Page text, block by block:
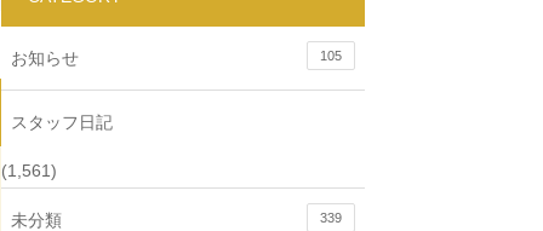
お知らせ 105
スタッフ日記
(1,561)
未分類 339